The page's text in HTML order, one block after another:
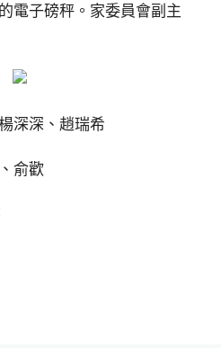
電子磅秤。家委員會副主
深深、趙瑞希
俞歡